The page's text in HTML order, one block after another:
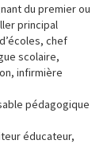
du premier ou
principal
chef
scolaire,
infirmière
pédagogique
éducateur,